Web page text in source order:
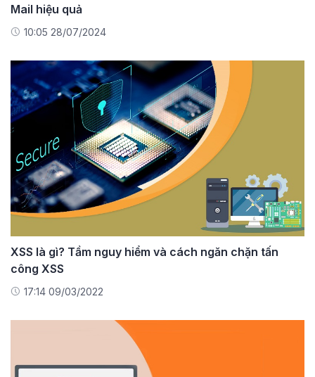
Mail hiệu quả
10:05 28/07/2024
XSS là gì? Tầm nguy hiểm và cách ngăn chặn tấn
công XSS
17:14 09/03/2022